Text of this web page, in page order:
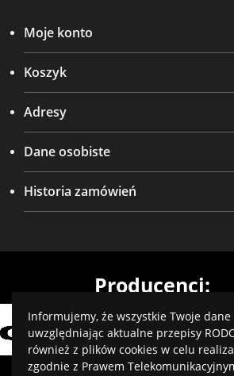
Moje konto
Koszyk
Adresy
Dane osobiste
Historia zamówień
Producenci:
Informujemy, że wszystkie Twoje
uwzględniając aktualne przepisy
również z plików cookies w celu
zgodnie z Prawem